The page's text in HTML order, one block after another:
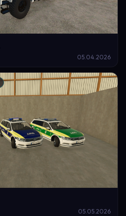
05.04.2026
05.05.2026